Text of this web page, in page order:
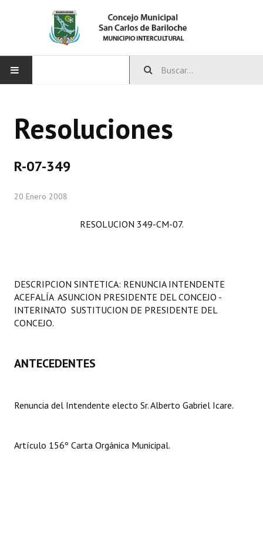
CONCEJO
Comisiones Especiales
LEGISLACIÓN
Constitución Nacional
Reglamento Interno
Organigrama
Resoluciones
R-07-349
20 Enero 2008
RESOLUCION 349-CM-07.
DESCRIPCION SINTETICA: RENUNCIA INTENDENTE 
ACEFALÍA  ASUNCION PRESIDENTE DEL CONCEJO -
INTERINATO  SUSTITUCION DE PRESIDENTE DEL
CONCEJO.
ANTECEDENTES
Renuncia del Intendente electo Sr. Alberto Gabriel Icare.
Artículo 156º Carta Orgánica Municipal.